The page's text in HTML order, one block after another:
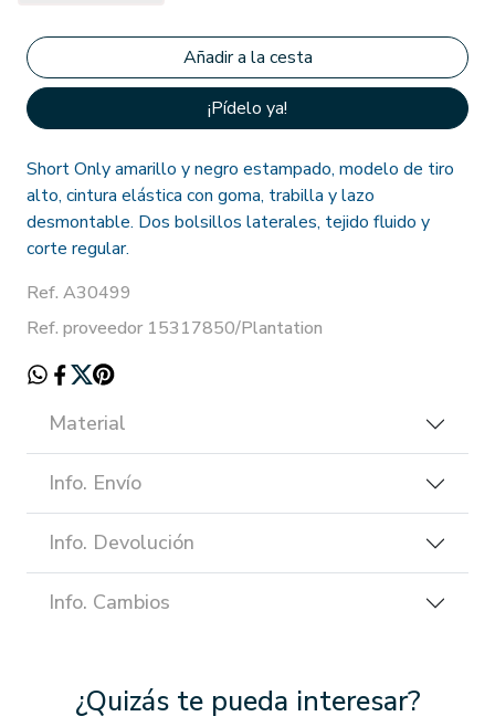
¡Pídelo ya!
Short Only amarillo y negro estampado, modelo de tiro
alto, cintura elástica con goma, trabilla y lazo
desmontable. Dos bolsillos laterales, tejido fluido y
corte regular.
Ref. A30499
Ref. proveedor 15317850/Plantation
Material
Info. Envío
Info. Devolución
Info. Cambios
¿Quizás te pueda interesar?